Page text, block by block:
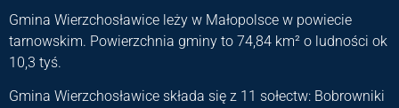
Gmina Wierzchosławice leży w Małopolsce w powiecie
tarnowskim. Powierzchnia gminy to 74,84 km² o ludności ok
10,3 tyś.
Gmina Wierzchosławice składa się z 11 sołectw: Bobrowniki